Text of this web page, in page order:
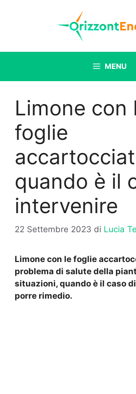
MENU
Limone con
foglie
quando è il
intervenire
22 Settembre 2023 di Lucia
Limone con le foglie
problema di salute della
situazioni, quando è il caso
porre rimedio.